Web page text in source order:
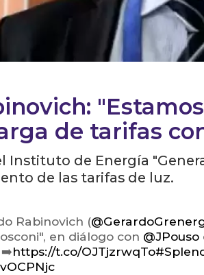
de tarifas
Instituto de Energía
de las tarifas de luz.
Rabinovich (
en diálogo con @JPouso
➡️https://t.co/OJTjzrwqTo